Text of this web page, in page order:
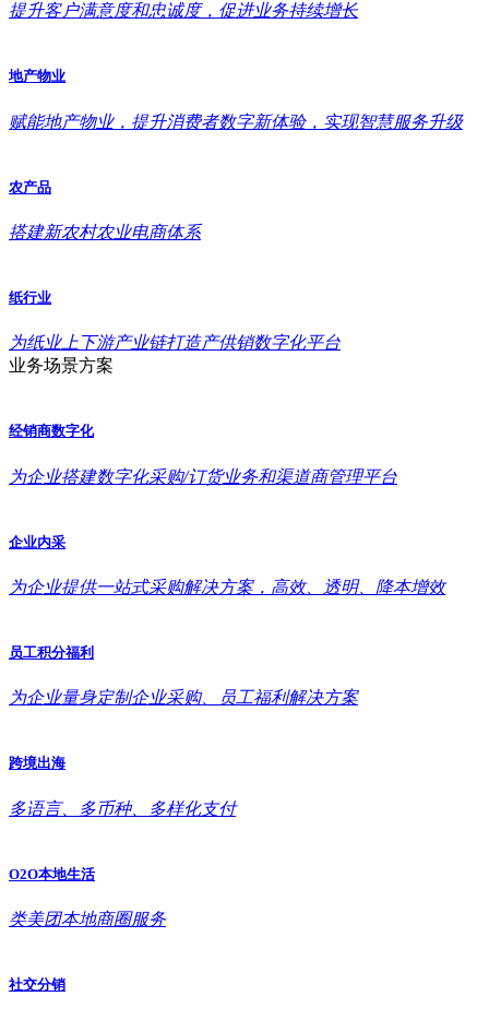
提升客户满意度和忠诚度，促进业务持续增长
地产物业
赋能地产物业，提升消费者数字新体验，实现智慧服务升级
农产品
搭建新农村农业电商体系
纸行业
为纸业上下游产业链打造产供销数字化平台
业务场景方案
经销商数字化
为企业搭建数字化采购/订货业务和渠道商管理平台
企业内采
为企业提供一站式采购解决方案，高效、透明、降本增效
员工积分福利
为企业量身定制企业采购、员工福利解决方案
跨境出海
多语言、多币种、多样化支付
O2O本地生活
类美团本地商圈服务
社交分销